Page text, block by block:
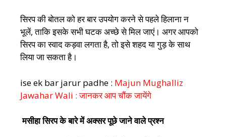
सिरप की बोतल को हर बार उपयोग करने से पहले हिलाना न
भूलें, ताकि इसके सभी घटक अच्छे से मिल जाएं। अगर आपको
सिरप का स्वाद कड़वा लगता है, तो इसे शहद या गुड़ के साथ
लिया जा सकता है।
ise ek bar jarur padhe : Majun Mughalliz
Jawahar Wali : जानकर आप चौंक जायेंगे
मसीहा सिरप के बारे में अक्सर पूछे जाने वाले प्रश्न